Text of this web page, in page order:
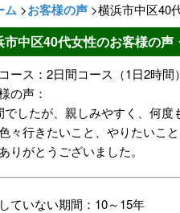
ム >お客様の声 >横浜市中区40
市中区40代女性のお客様の声
ース：2日間コース（1日2時間）
の声：
でしたが、親しみやすく、何
々行きたいこと、やりたいこ
りがとうございました。
ていない期間：10～15年